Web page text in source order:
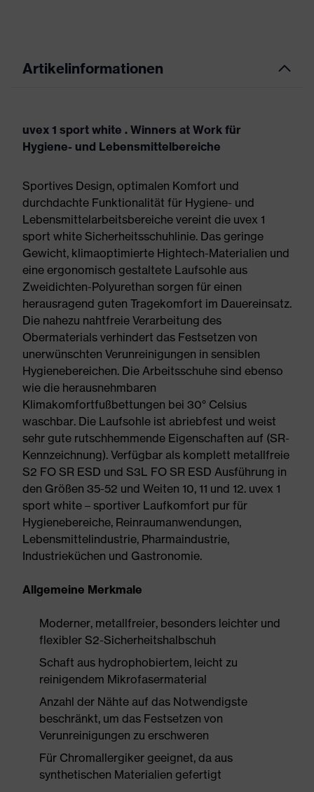
Artikelinformationen
uvex 1 sport white . Winners at Work für
Hygiene- und Lebensmittelbereiche
Sportives Design, optimalen Komfort und
durchdachte Funktionalität für Hygiene- und
Lebensmittelarbeitsbereiche vereint die uvex 1
sport white Sicherheitsschuhlinie. Das geringe
Gewicht, klimaoptimierte Hightech-Materialien und
eine ergonomisch gestaltete Laufsohle aus
Zweidichten-Polyurethan sorgen für einen
herausragend guten Tragekomfort im Dauereinsatz.
Die nahezu nahtfreie Verarbeitung des
Obermaterials verhindert das Festsetzen von
unerwünschten Verunreinigungen in sensiblen
Hygienebereichen. Die Arbeitsschuhe sind ebenso
wie die herausnehmbaren
Klimakomfortfußbettungen bei 30° Celsius
waschbar. Die Laufsohle ist abriebfest und weist
sehr gute rutschhemmende Eigenschaften auf (SR-
Kennzeichnung). Verfügbar als komplett metallfreie
S2 FO SR ESD und S3L FO SR ESD Ausführung in
den Größen 35-52 und Weiten 10, 11 und 12. uvex 1
sport white – sportiver Laufkomfort pur für
Hygienebereiche, Reinraumanwendungen,
Lebensmittelindustrie, Pharmaindustrie,
Industrieküchen und Gastronomie.
Allgemeine Merkmale
Moderner, metallfreier, besonders leichter und
flexibler S2-Sicherheitshalbschuh
Schaft aus hydrophobiertem, leicht zu
reinigendem Mikrofasermaterial
Anzahl der Nähte auf das Notwendigste
beschränkt, um das Festsetzen von
Verunreinigungen zu erschweren
Für Chromallergiker geeignet, da aus
synthetischen Materialien gefertigt